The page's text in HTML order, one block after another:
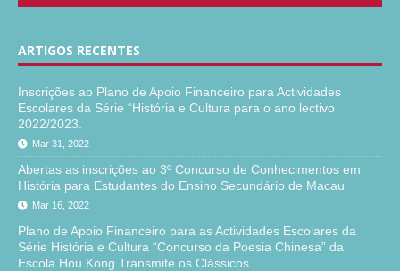
ARTIGOS RECENTES
Inscrições ao Plano de Apoio Financeiro para Actividades
Escolares da Série “História e Cultura para o ano lectivo
2022/2023.
Mar 31, 2022
Abertas as inscrições ao 3º Concurso de Conhecimentos em
História para Estudantes do Ensino Secundário de Macau
Mar 16, 2022
Plano de Apoio Financeiro para as Actividades Escolares da
Série História e Cultura “Concurso da Poesia Chinesa” da
Escola Hou Kong Transmite os Clássicos